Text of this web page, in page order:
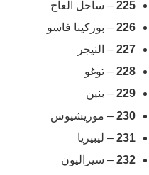
225 – ساحل العاج
226 – بوركينا فاسو
227 – النيجر
228 – توغو
229 – بنين
230 – موريشيوس
231 – ليبيريا
232 – سيراليون